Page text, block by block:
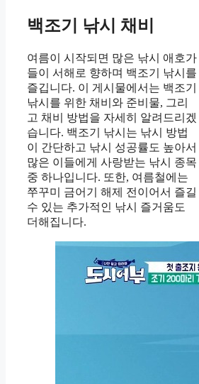
백조기 낚시 채비
여름이 시작되면 많은 낚시 애호가
들이 서해로 향하며 백조기 낚시를
즐깁니다. 이 게시물에서는 백조기
낚시를 위한 채비와 준비물, 그리
고 채비 방법을 자세히 알려드리겠
습니다. 백조기 낚시는 낚시 방법
이 간단하고 낚시 성공률도 높아서
많은 이들에게 사랑받는 낚시 종목
중 하나입니다. 또한, 여름철에는
쭈꾸미 금어기 해제 전이어서 즐길
수 있는 추가적인 낚시 즐거움도
더해집니다.